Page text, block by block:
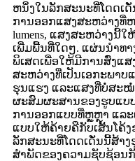
ຫນຶ່ງໃນລັກສະນະທີ່ໂດດເດັ່ນ
ການອອກແສງສະຫວ່າງທີ່
lumens, ແສງສະຫວ່າງນີ້
ເພີ່ມພື້ນທີ່ໃດໆ. ແຜ່ນນໍາທ
ພິເສດເພື່ອໃຫ້ມີການສົ່ງແ
ສະຫວ່າງທີ່ເປັນເອກະພາບ
ຮຸນແຮງ ແລະແສງທີ່ບໍ່ສະໝໍ່
ຜະສົມຜະສານຂອງຮູບແບ
ການອອກແບບທີ່ຫຼູຫຼາ ແລະ
ແບບໃຫ້ຄ້າຍຄືກັບເສັ້ນໂຄ້ງ
ລັກສະນະທີ່ໂດດເດັ່ນນີ້ສ້າງ
ສໍາພັດຂອງຄວາມຊັບຊ້ອນ